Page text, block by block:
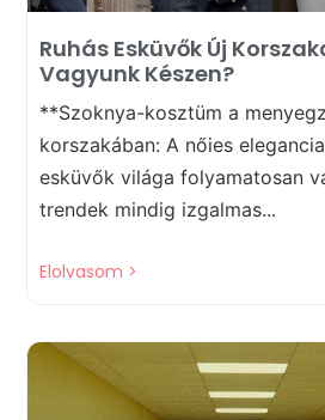
Ruhás Esküvők Új
Vagyunk Készen?
**Szoknya-kosztüm a
korszakában: A nőies
esküvők világa folyamatosan
trendek mindig izgalmas...
Elolvasom >